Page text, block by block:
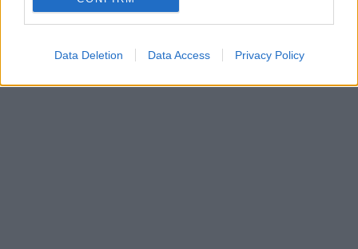
Data Deletion Data Access Privacy Policy